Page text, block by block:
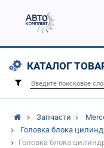
КАТАЛОГ
Запчасти
Головка блока
Головка блока